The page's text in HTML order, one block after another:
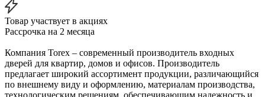
Товар участвует в акциях
Рассрочка на 2 месяца
Компания Torex – современный производитель входных
дверей для квартир, домов и офисов. Производитель
предлагает широкий ассортимент продукции, различающийся
по внешнему виду и оформлению, материалам производства,
технологическим решениям, обеспечивающим надежность и